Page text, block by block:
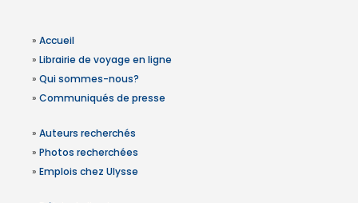
» Accueil
» Librairie de voyage en ligne
» Qui sommes-nous?
» Communiqués de presse
» Auteurs recherchés
» Photos recherchées
» Emplois chez Ulysse